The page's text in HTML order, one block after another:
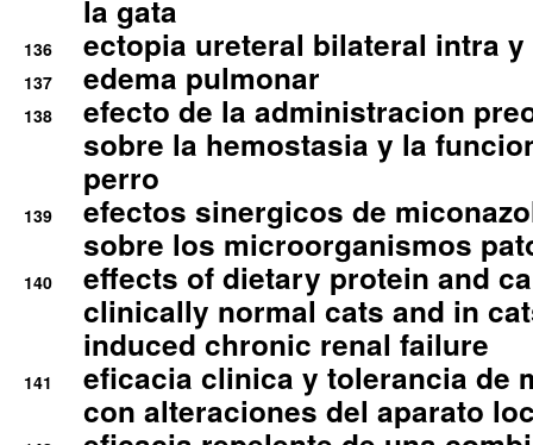
la gata
136 ectopia ureteral bilateral intra
137 edema pulmonar
138
efecto de la administracion
sobre la hemostasia y la
perro
139
efectos sinergicos de
sobre los microorganismos
140
effects of dietary protein and
clinically normal cats and in
induced chronic renal failure
141
eficacia clinica y tolerancia de
con alteraciones del aparato